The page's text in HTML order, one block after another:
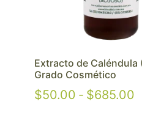
Extracto de Caléndula
Grado Cosmético
$50.00 - $685.00